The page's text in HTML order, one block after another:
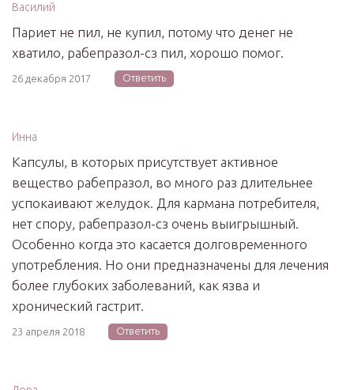
Василий
Париет не пил, не купил, потому что денег не
хватило, рабепразол-сз пил, хорошо помог.
26 декабря 2017 Ответить
Инна
Капсулы, в которых присутствует активное
вещество рабепразол, во много раз длительнее
успокаивают желудок. Для кармана потребителя,
нет спору, рабепразол-сз очень выигрышный.
Особенно когда это касается долговременного
употребления. Но они предназначены для лечения
более глубоких заболеваний, как язва и
хронический гастрит.
23 апреля 2018 Ответить